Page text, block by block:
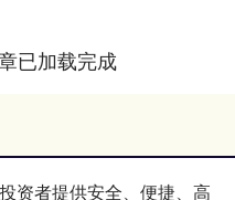
已加载完成
资者提供安全、便捷、高